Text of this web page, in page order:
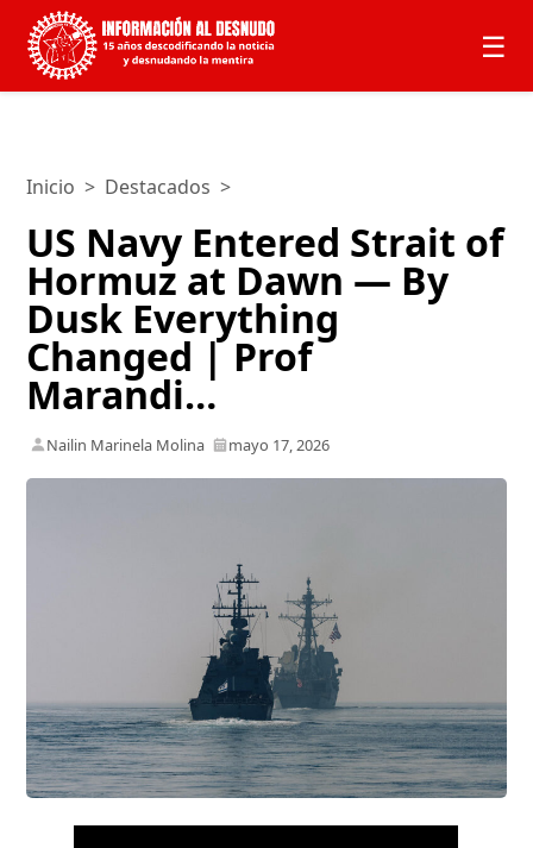
☰
Inicio > Destacados >
US Navy Entered Strait of
Hormuz at Dawn — By
Dusk Everything
Changed | Prof
Marandi…
Nailin Marinela Molina mayo 17, 2026